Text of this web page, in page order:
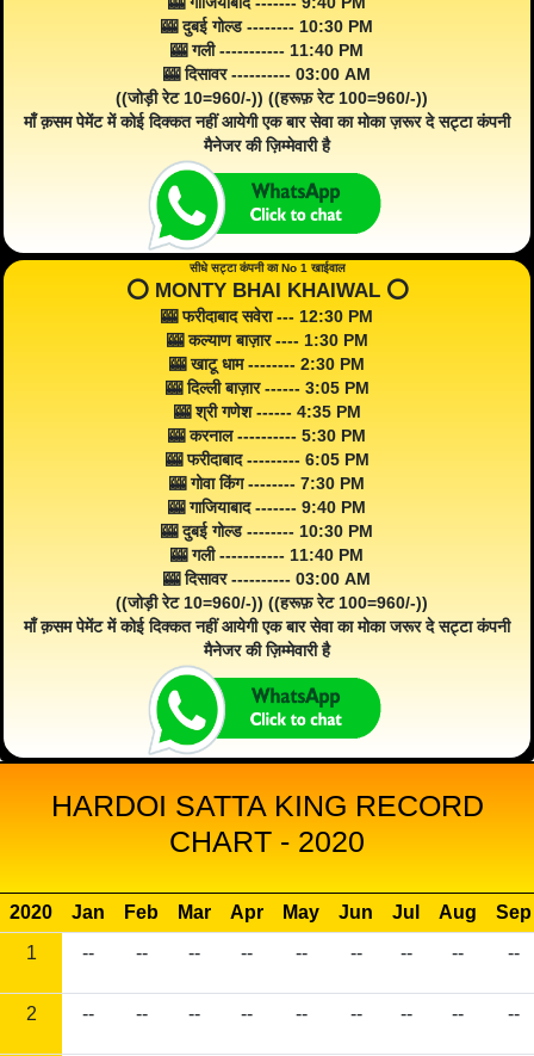
🎰 दुबई गोल्ड -------- 10:30 PM
🎰 गली ----------- 11:40 PM
🎰 दिसावर ---------- 03:00 AM
((जोड़ी रेट 10=960/-)) ((हरूफ़ रेट 100=960/-))
माँ क़सम पेमेंट में कोई दिक्कत नहीं आयेगी एक बार सेवा का मोका ज़रूर दे सट्टा कंपनी
मैनेजर की ज़िम्मेवारी है
सीधे सट्टा कंपनी का No 1 खाईवाल
⭕️ MONTY BHAI KHAIWAL ⭕️
🎰 फरीदाबाद सवेरा --- 12:30 PM
🎰 कल्याण बाज़ार ---- 1:30 PM
🎰 खाटू धाम -------- 2:30 PM
🎰 दिल्ली बाज़ार ------ 3:05 PM
🎰 श्री गणेश ------ 4:35 PM
🎰 करनाल ---------- 5:30 PM
🎰 फरीदाबाद --------- 6:05 PM
🎰 गोवा किंग -------- 7:30 PM
🎰 गाजियाबाद ------- 9:40 PM
🎰 दुबई गोल्ड -------- 10:30 PM
🎰 गली ----------- 11:40 PM
🎰 दिसावर ---------- 03:00 AM
((जोड़ी रेट 10=960/-)) ((हरूफ़ रेट 100=960/-))
माँ क़सम पेमेंट में कोई दिक्कत नहीं आयेगी एक बार सेवा का मोका जरूर दे सट्टा कंपनी
मैनेजर की ज़िम्मेवारी है
HARDOI SATTA KING RECORD
CHART - 2020
2020 Jan Feb Mar Apr May Jun Jul Aug
Sep
1
-- -- -- -- -- -- -- -- --
2 -- -- -- -- -- -- -- -- --